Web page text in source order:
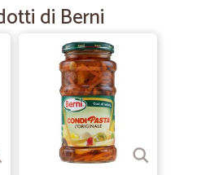
della…
in tempi rapidi. Buon
di Berni